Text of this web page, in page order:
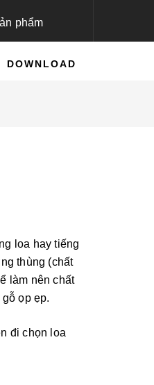
phẩm
DOWNLOAD
loa hay tiếng
thùng (chất
làm nên chất
ọp ẹp.
đi chọn loa